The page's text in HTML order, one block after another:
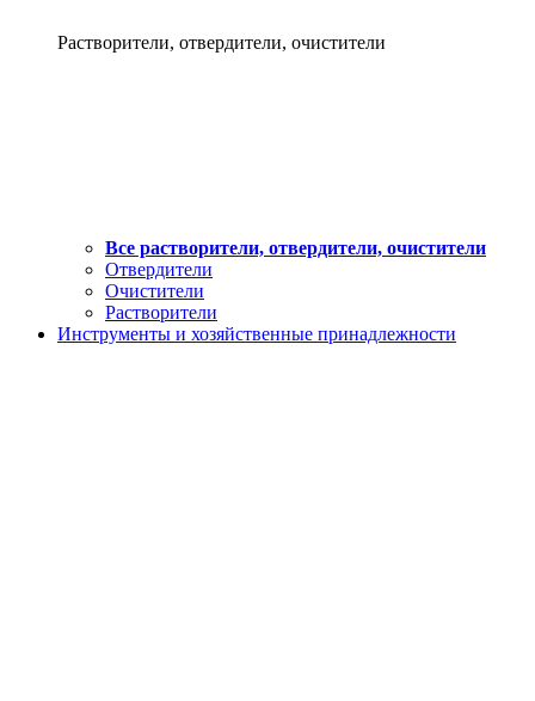
Растворители, отвердители, очистители
Все растворители, отвердители, очистители
Отвердители
Очистители
Растворители
Инструменты и хозяйственные принадлежности